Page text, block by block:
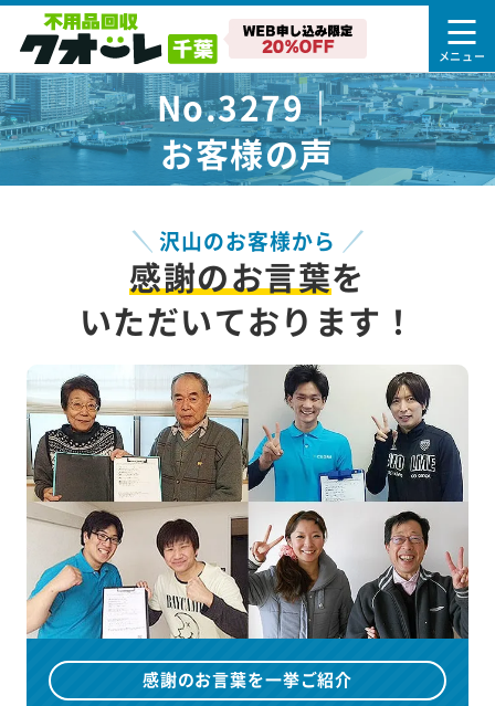
No.3279｜
お客様の声
沢山のお客様から
感謝のお言葉を
いただいております！
感謝のお言葉を一挙ご紹介